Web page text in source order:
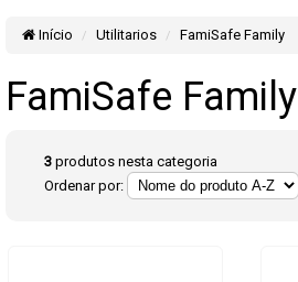
Início Utilitarios FamiSafe Family
FamiSafe Family
3 produtos nesta categoria
Ordenar por: